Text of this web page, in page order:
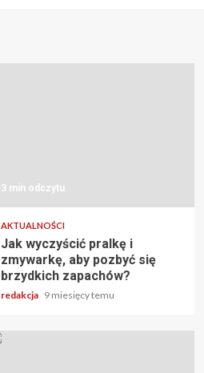
3 min odczytu
AKTUALNOŚCI
Jak wyczyścić pralkę i
zmywarkę, aby pozbyć się
brzydkich zapachów?
redakcja 9 miesięcy temu